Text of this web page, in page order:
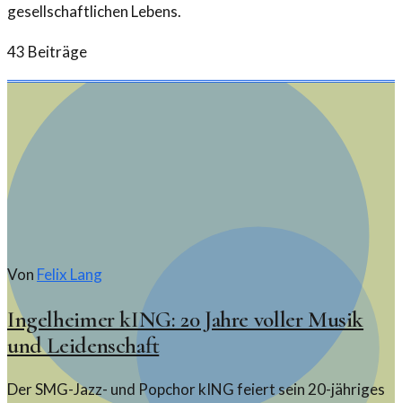
gesellschaftlichen Lebens.
43 Beiträge
Von Felix Lang
Ingelheimer kING: 20 Jahre voller Musik
und Leidenschaft
Der SMG-Jazz- und Popchor kING feiert sein 20-jähriges